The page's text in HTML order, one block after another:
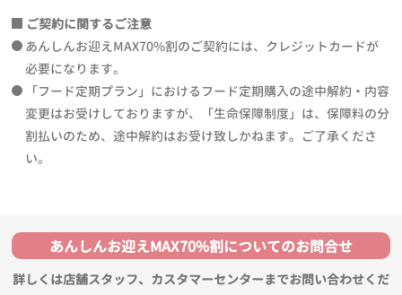
ご契約に関するご注意
あんしんお迎えMAX70%割のご契約には、クレジットカードが
必要になります。
「フード定期プラン」におけるフード定期購入の途中解約・内容
変更はお受けしておりますが、「生命保障制度」は、保障料の分
割払いのため、途中解約はお受け致しかねます。ご了承くださ
い。
あんしんお迎えMAX70%割についてのお問合せ
詳しくは店舗スタッフ、カスタマーセンターまでお問い合わせくだ